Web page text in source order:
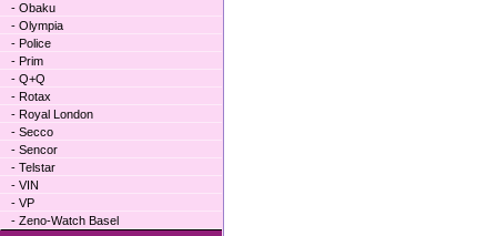
- Obaku
- Olympia
- Police
- Prim
- Q+Q
- Rotax
- Royal London
- Secco
- Sencor
- Telstar
- VIN
- VP
- Zeno-Watch Basel